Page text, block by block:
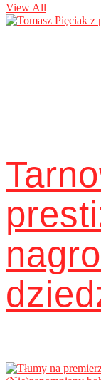
View All